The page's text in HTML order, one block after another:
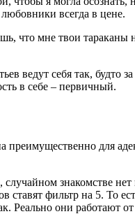
всегда в цене.
мне твои тараканы
ведут себя так,
в себе – первичный.
для
знакомстве
ставят фильтр на 5. То
они работают